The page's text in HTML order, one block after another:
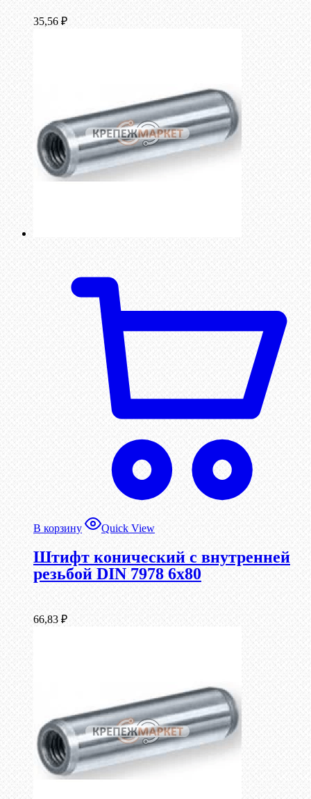
35,56 ₽
В корзину Quick View
Штифт конический с внутренней
резьбой DIN 7978 6х80
66,83 ₽